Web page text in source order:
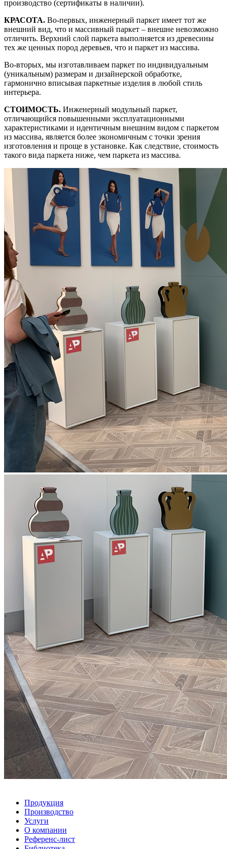
производство (сертификаты в наличии).
КРАСОТА. Во-первых, инженерный паркет имеет тот же
внешний вид, что и массивный паркет – внешне невозможно
отличить. Верхний слой паркета выполняется из древесины
тех же ценных пород деревьев, что и паркет из массива.
Во-вторых, мы изготавливаем паркет по индивидуальным
(уникальным) размерам и дизайнерской обработке,
гармонично вписывая паркетные изделия в любой стиль
интерьера.
СТОИМОСТЬ. Инженерный модульный паркет,
отличающийся повышенными эксплуатационными
характеристиками и идентичным внешним видом с паркетом
из массива, является более экономичным с точки зрения
изготовления и проще в установке. Как следствие, стоимость
такого вида паркета ниже, чем паркета из массива.
Продукция
Производство
Услуги
О компании
Референс-лист